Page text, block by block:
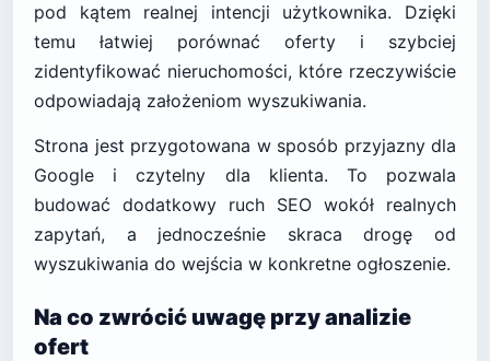
pod kątem realnej intencji użytkownika. Dzięki
temu łatwiej porównać oferty i szybciej
zidentyfikować nieruchomości, które rzeczywiście
odpowiadają założeniom wyszukiwania.
Strona jest przygotowana w sposób przyjazny dla
Google i czytelny dla klienta. To pozwala
budować dodatkowy ruch SEO wokół realnych
zapytań, a jednocześnie skraca drogę od
wyszukiwania do wejścia w konkretne ogłoszenie.
Na co zwrócić uwagę przy analizie
ofert